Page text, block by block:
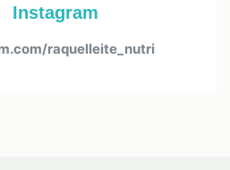
Instagram
raquelleite_nutri